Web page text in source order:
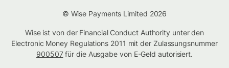
© Wise Payments Limited 2026
Wise ist von der Financial Conduct Authority unter den
Electronic Money Regulations 2011 mit der Zulassungsnummer
900507für die Ausgabe von E-Geld autorisiert.